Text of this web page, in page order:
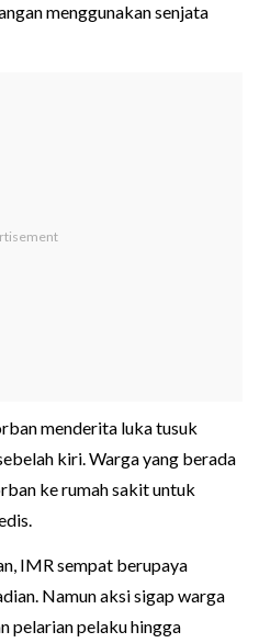
menggunakan senjata
menderita luka tusuk
kiri. Warga yang berada
ke rumah sakit untuk
IMR sempat berupaya
Namun aksi sigap warga
pelarian pelaku hingga